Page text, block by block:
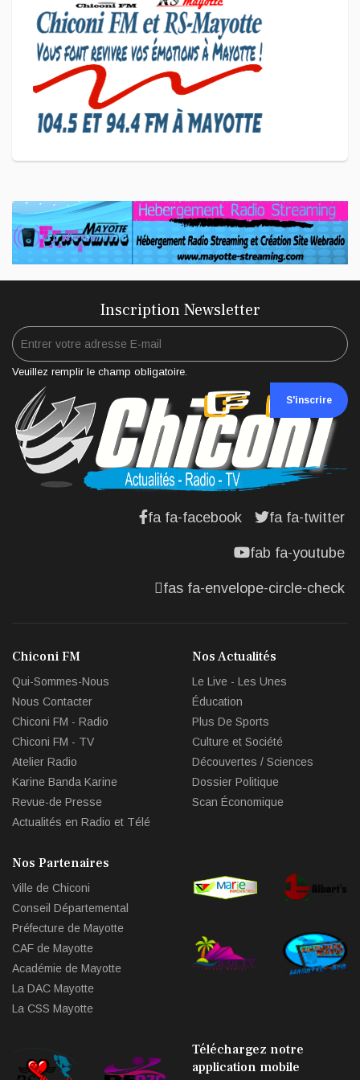
Coup de Pouce a partagé sa
vision d'un entrepreneuriat
CULTURE ET SOCIÉTÉ
L'association Marovoanio et
Reska NI Kalamu pour la
Langue KIBOSI
Inscription Newsletter
Veuillez remplir le champ obligatoire.
S'inscrire
fa fa-facebook fa fa-twitter
fab fa-youtube
fas fa-envelope-circle-check
Chiconi FM
Qui-Sommes-Nous
Nous Contacter
Chiconi FM - Radio
Chiconi FM - TV
Atelier Radio
Karine Banda Karine
Revue-de Presse
Actualités en Radio et Télé
Nos Actualités
Le Live - Les Unes
Éducation
Plus De Sports
Culture et Société
Découvertes / Sciences
Dossier Politique
Scan Économique
Nos Partenaires
Ville de Chiconi
Conseil Départemental
Préfecture de Mayotte
CAF de Mayotte
Académie de Mayotte
La DAC Mayotte
La CSS Mayotte
Téléchargez notre
application mobile